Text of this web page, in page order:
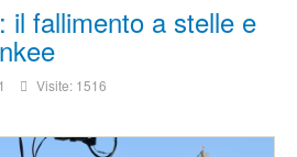
il fallimento a stelle e
Visite: 1516